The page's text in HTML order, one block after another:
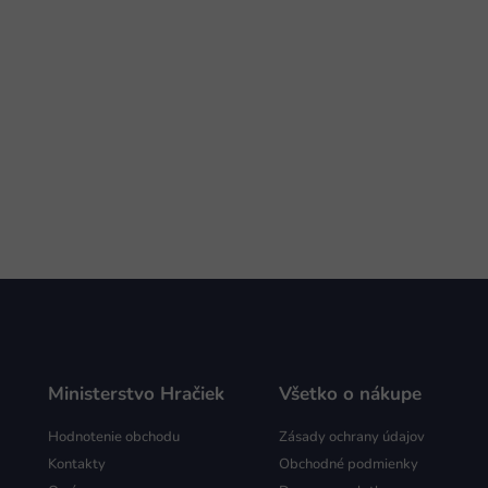
Ministerstvo Hračiek
Hodnotenie obchodu
Kontakty
Všetko o nákupe
Zásady ochrany údajov
Obchodné podmienky